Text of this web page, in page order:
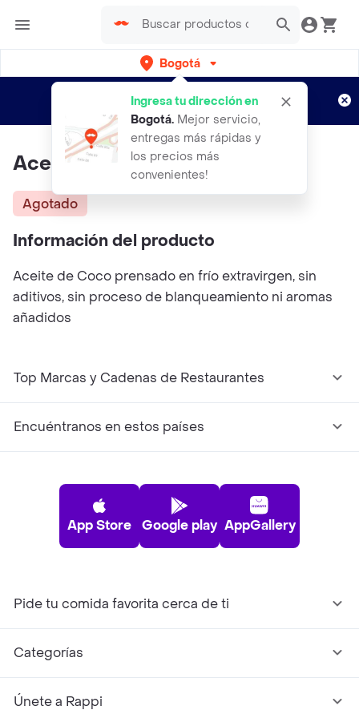
Bogotá
Ingresa tu dirección en
Bogotá. Mejor servicio,
entregas más rápidas y
los precios más
convenientes!
envíos gratis por semanas
Aplican TyC
Aceite De Coco 240 Ml
Agotado
Información del producto
Aceite de Coco prensado en frío extravirgen, sin
aditivos, sin proceso de blanqueamiento ni aromas
añadidos
Top Marcas y Cadenas de Restaurantes
Encuéntranos en estos países
App Store Google play AppGallery
Pide tu comida favorita cerca de ti
Categorías
Únete a Rappi